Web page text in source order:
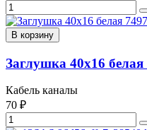
В корзину
Заглушка 40х16 белая
Кабель каналы
70 ₽